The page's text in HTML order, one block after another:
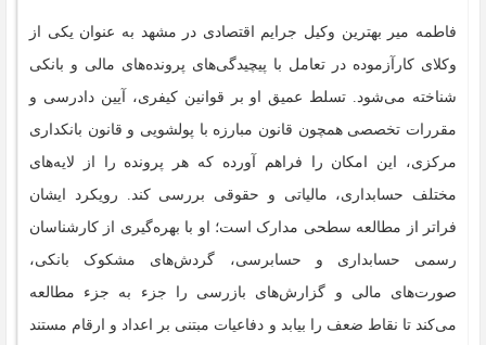
فاطمه میر بهترین وکیل جرایم اقتصادی در مشهد به عنوان یکی از
وکلای کارآزموده در تعامل با پیچیدگی‌های پرونده‌های مالی و بانکی
شناخته می‌شود. تسلط عمیق او بر قوانین کیفری، آیین دادرسی و
مقررات تخصصی همچون قانون مبارزه با پولشویی و قانون بانکداری
مرکزی، این امکان را فراهم آورده که هر پرونده را از لایه‌های
مختلف حسابداری، مالیاتی و حقوقی بررسی کند. رویکرد ایشان
فراتر از مطالعه سطحی مدارک است؛ او با بهره‌گیری از کارشناسان
رسمی حسابداری و حسابرسی، گردش‌های مشکوک بانکی،
صورت‌های مالی و گزارش‌های بازرسی را جزء به جزء مطالعه
می‌کند تا نقاط ضعف را بیابد و دفاعیات مبتنی بر اعداد و ارقام مستند